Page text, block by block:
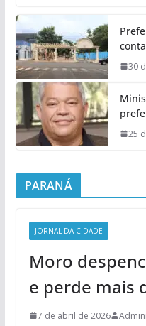
30
25
PARANÁ
JORNAL DA CIDADE
Moro
e perde mais
7 de abril de 2026